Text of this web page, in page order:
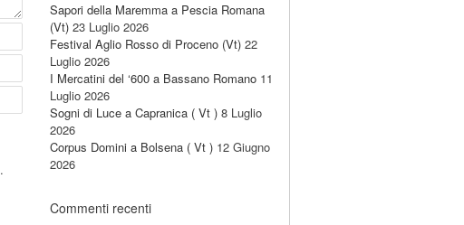
.
Sapori della Maremma a Pescia Romana
(Vt) 23 Luglio 2026
Festival Aglio Rosso di Proceno (Vt) 22
Luglio 2026
I Mercatini del ‘600 a Bassano Romano 11
Luglio 2026
Sogni di Luce a Capranica ( Vt ) 8 Luglio
2026
Corpus Domini a Bolsena ( Vt ) 12 Giugno
2026
Commenti recenti